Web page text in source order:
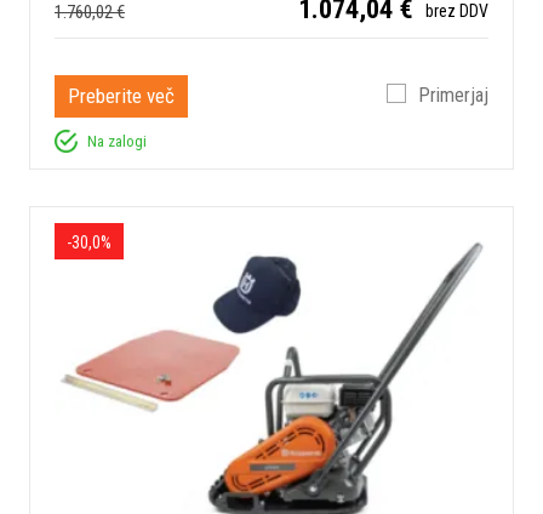
1.760,02 € 1.074,04 € brez DDV
Preberite več Primerjaj
Na zalogi
-30,0%